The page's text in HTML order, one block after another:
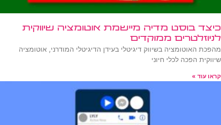
כיצד בוסט מדיה מיישמת אוטומציה שיווקית
לניוזלטרים ממוקדים
מהפכת האוטומציה בשיווק דיגיטלי בעידן הדיגיטלי המודרני, אוטומציה
שיווקית הפכה לכלי חיוני
קראו עוד »